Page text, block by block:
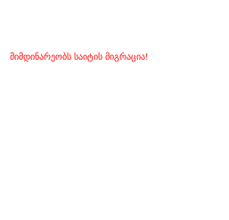
მიმდინარეობს საიტის მიგრაცია!